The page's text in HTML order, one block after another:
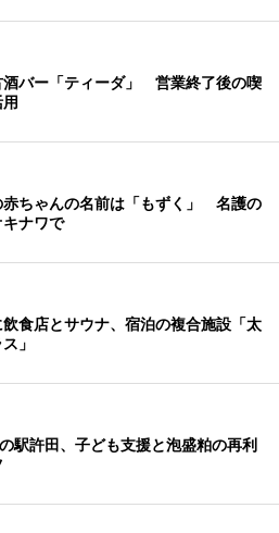
酒バー「ティーダ」 営業終了後の喫
赤ちゃんの名前は「もずく」 名護の
ナワで
食店とサウナ、宿泊の複合施設「太
」
駅許田、子ども支援と泡盛粕の再利